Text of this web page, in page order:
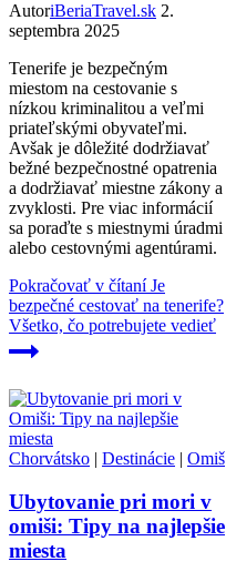
AutoriBeriaTravel.sk 2.
septembra 2025
Tenerife je bezpečným
miestom na cestovanie s
nízkou kriminalitou a veľmi
priateľskými obyvateľmi.
Avšak je dôležité dodržiavať
bežné bezpečnostné opatrenia
a dodržiavať miestne zákony a
zvyklosti. Pre viac informácií
sa poraďte s miestnymi úradmi
alebo cestovnými agentúrami.
Pokračovať v čítaníJe
bezpečné cestovať na tenerife?
Všetko, čo potrebujete vedieť
Chorvátsko | Destinácie | Omiš
Ubytovanie pri mori v
omiši: Tipy na najlepšie
miesta